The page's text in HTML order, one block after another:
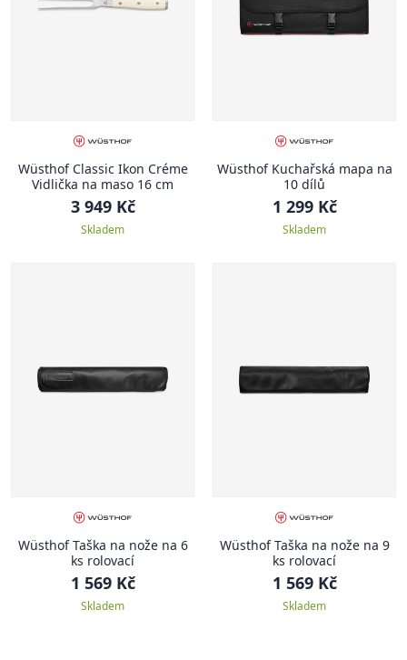
Wüsthof Classic Ikon Créme
Vidlička na maso 16 cm
3 949 Kč
Skladem
Wüsthof Kuchařská mapa na
10 dílů
1 299 Kč
Skladem
Wüsthof Taška na nože na 6
ks rolovací
1 569 Kč
Skladem
Wüsthof Taška na nože na 9
ks rolovací
1 569 Kč
Skladem